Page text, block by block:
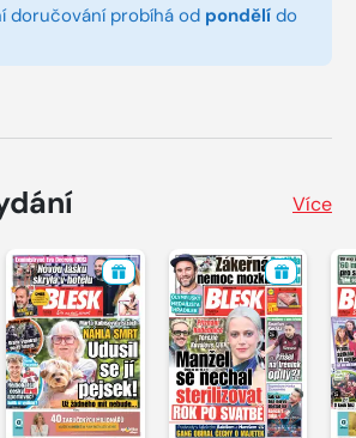
doručování probíhá od pondělí do
Více